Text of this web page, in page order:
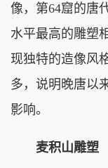
像，第64窟的唐
水平最高的雕塑
现独特的造像风
多，说明晚唐以
影响。
麦积山雕塑